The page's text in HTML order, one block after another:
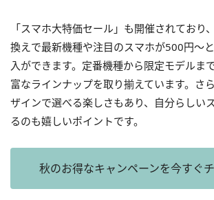
「スマホ大特価セール」も開催されており
換えで最新機種や注目のスマホが500円～
入ができます。定番機種から限定モデルま
富なラインナップを取り揃えています。さ
ザインで選べる楽しさもあり、自分らしい
るのも嬉しいポイントです。
秋のお得なキャンペーンを今すぐ